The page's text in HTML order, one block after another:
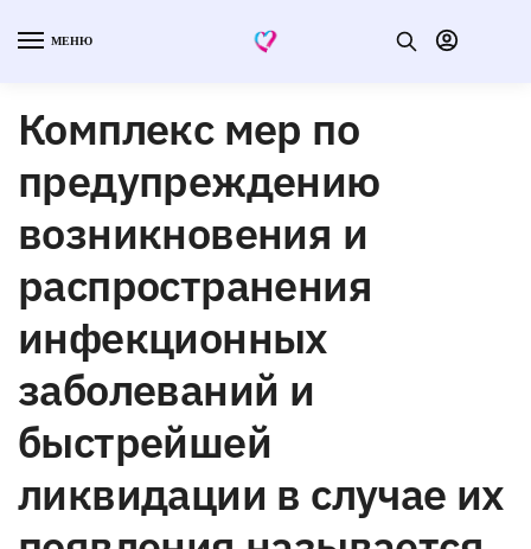
МЕНЮ
Комплекс мер по
предупреждению
возникновения и
распространения
инфекционных
заболеваний и
быстрейшей
ликвидации в случае их